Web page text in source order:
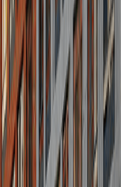
30
Процентная ставка